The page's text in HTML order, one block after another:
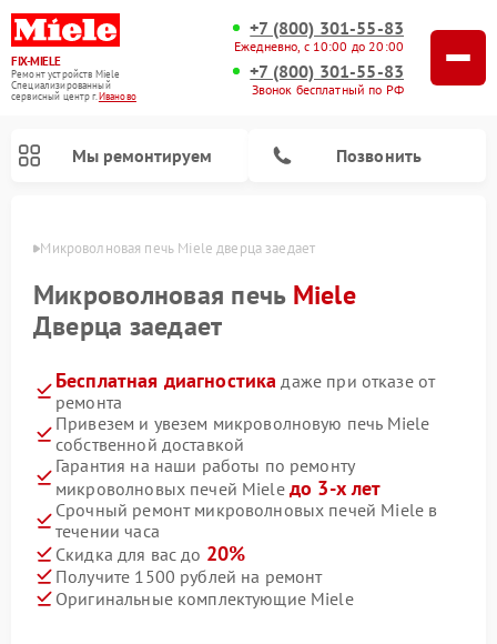
FIX-MIELE
Ремонт устройств Miele
Специализированный
cервисный центр г.Иваново
+7 (800) 301-55-83
Ежедневно, с 10:00 до 20:00
+7 (800) 301-55-83
Звонок бесплатный по РФ
Мы ремонтируем Позвонить
Микроволновая печь Miele дверца заедает
Микроволновая печь Miele
Дверца заедает
Бесплатная диагностика даже при отказе от
ремонта
Привезем и увезем микроволновую печь Miele
собственной доставкой
Гарантия на наши работы по ремонту
микроволновых печей Miele до 3-х лет
Срочный ремонт микроволновых печей Miele в
течении часа
Скидка для вас до 20%
Получите 1500 рублей на ремонт
Оригинальные комплектующие Miele